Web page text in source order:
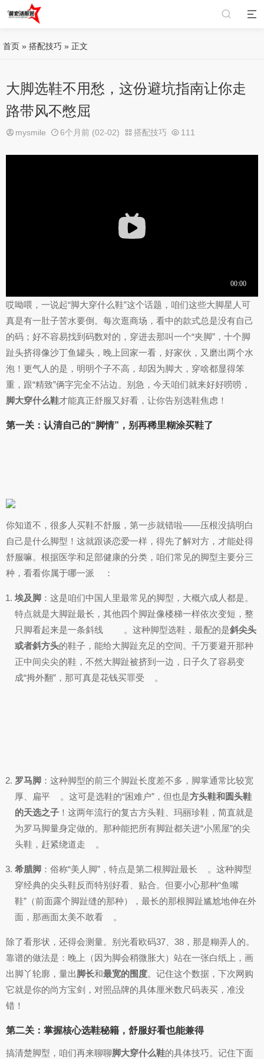
首页 » 搭配技巧 » 正文
大脚选鞋不用愁，这份避坑指南让你走
路带风不憋屈
mysmile 6个月前 (02-02) 搭配技巧 111
哎呦喂，一说起“脚大穿什么鞋”这个话题，咱们这些大脚星人可
真是有一肚子苦水要倒。每次逛商场，看中的款式总是没有自己
的码；好不容易找到码数对的，穿进去那叫一个“夹脚”，十个脚
趾头挤得像沙丁鱼罐头，晚上回家一看，好家伙，又磨出两个水
泡！更气人的是，明明个子不高，却因为脚大，穿啥都显得笨
重，跟“精致”俩字完全不沾边。别急，今天咱们就来好好唠唠，
脚大穿什么鞋才能真正舒服又好看，让你告别选鞋焦虑！
第一关：认清自己的“脚情”，别再稀里糊涂买鞋了
你知道不，很多人买鞋不舒服，第一步就错啦——压根没搞明白
自己是什么脚型！这就跟谈恋爱一样，得先了解对方，才能处得
舒服嘛。根据医学和足部健康的分类，咱们常见的脚型主要分三
种，看看你属于哪一派
：
埃及脚 ：这是咱们中国人里最常见的脚型，大概六成人都是。
特点就是大脚趾最长，其他四个脚趾像楼梯一样依次变短，整
只脚看起来是一条斜线
。这种脚型选鞋，最配的是斜尖头
或者斜方头的鞋子，能给大脚趾充足的空间。千万要避开那种
正中间尖尖的鞋，不然大脚趾被挤到一边，日子久了容易变
成“拇外翻”，那可真是花钱买罪受
。
罗马脚 ：这种脚型的前三个脚趾长度差不多，脚掌通常比较宽
厚、扁平
。这可是选鞋的“困难户”，但也是方头鞋和圆头鞋
的天选之子 ！这两年流行的复古方头鞋、玛丽珍鞋，简直就是
为罗马脚量身定做的。那种能把所有脚趾都关进“小黑屋”的尖
头鞋，赶紧绕道走
。
希腊脚 ：俗称“美人脚”，特点是第二根脚趾最长
。这种脚型
穿经典的尖头鞋反而特别好看、贴合。但要小心那种“鱼嘴
鞋”（前面露个脚趾缝的那种），最长的那根脚趾尴尬地伸在外
面，那画面太美不敢看
。
除了看形状，还得会测量。别光看欧码37、38，那是糊弄人的。
靠谱的做法是：晚上（因为脚会稍微胀大）站在一张白纸上，画
出脚丫轮廓，量出脚长和最宽的围度。记住这个数据，下次网购
它就是你的尚方宝剑，对照品牌的具体厘米数尺码表买，准没
错！
第二关：掌握核心选鞋秘籍，舒服好看也能兼得
搞清楚脚型，咱们再来聊聊脚大穿什么鞋的具体技巧。记住下面